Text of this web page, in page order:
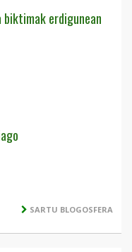
biktimak erdigunean
SARTU BLOGOSFERA